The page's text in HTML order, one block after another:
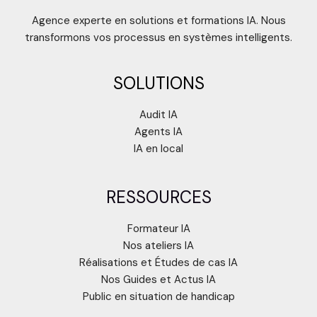
Agence experte en solutions et formations IA. Nous
transformons vos processus en systèmes intelligents.
SOLUTIONS
Audit IA
Agents IA
IA en local
RESSOURCES
Formateur IA
Nos ateliers IA
Réalisations et Études de cas IA
Nos Guides et Actus IA
Public en situation de handicap